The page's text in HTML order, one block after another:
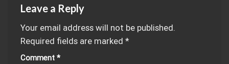
Leave a Reply
Your email address will not be published.
Required fields are marked *
Comment *